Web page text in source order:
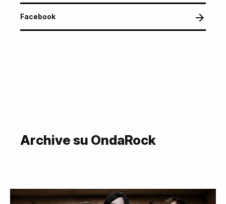
Facebook
Archive su OndaRock